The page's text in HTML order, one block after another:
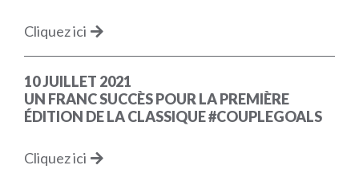
Cliquez ici
10 JUILLET 2021
UN FRANC SUCCÈS POUR LA PREMIÈRE
ÉDITION DE LA CLASSIQUE #COUPLEGOALS
Cliquez ici